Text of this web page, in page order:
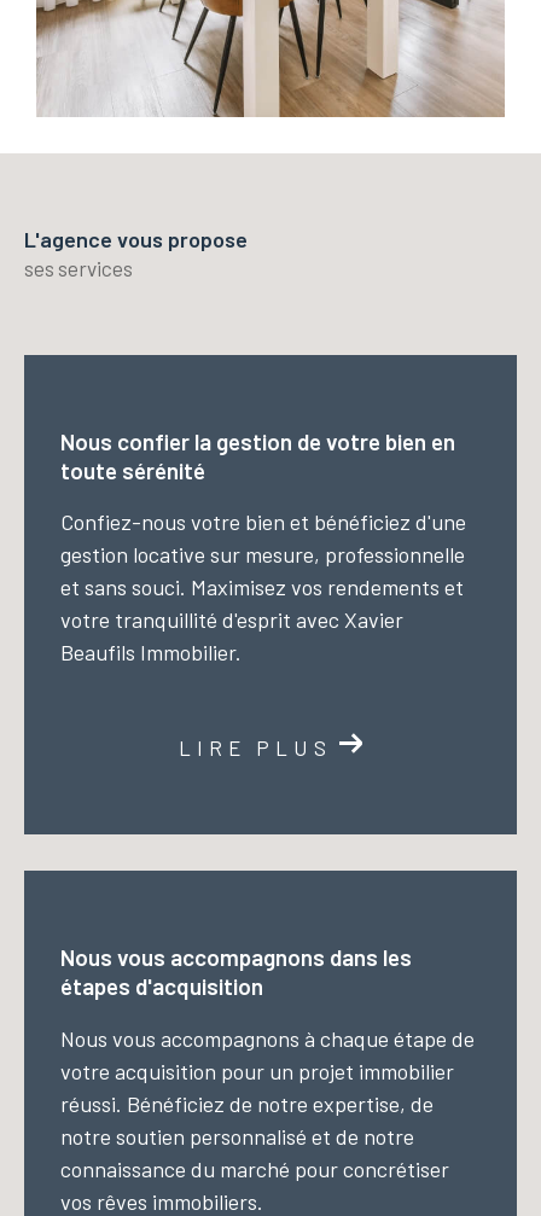
L'agence vous propose
ses services
Nous confier la gestion de votre bien en
toute sérénité
Confiez-nous votre bien et bénéficiez d'une
gestion locative sur mesure, professionnelle
et sans souci. Maximisez vos rendements et
votre tranquillité d'esprit avec Xavier
Beaufils Immobilier.
LIRE PLUS
Nous vous accompagnons dans les
étapes d'acquisition
Nous vous accompagnons à chaque étape de
votre acquisition pour un projet immobilier
réussi. Bénéficiez de notre expertise, de
notre soutien personnalisé et de notre
connaissance du marché pour concrétiser
vos rêves immobiliers.